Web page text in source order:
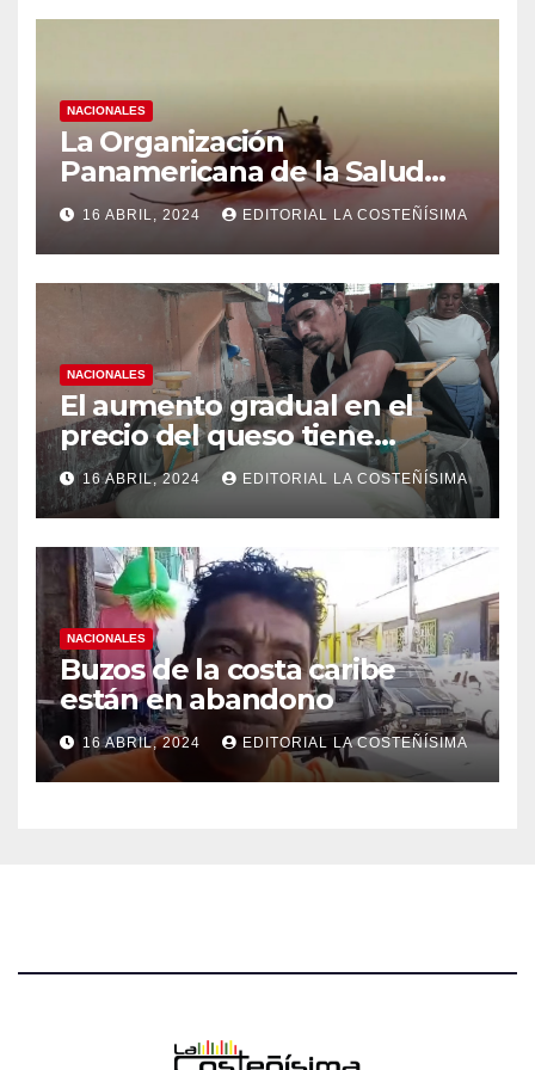
NACIONALES
La Organización
Panamericana de la Salud
(OPS), recomienda reforzar
medidas ante el aumento de
casos de dengue
16 ABRIL, 2024 EDITORIAL LA COSTEÑÍSIMA
NACIONALES
El aumento gradual en el
precio del queso tiene
efectos a las Panaderias
16 ABRIL, 2024 EDITORIAL LA COSTEÑÍSIMA
NACIONALES
Buzos de la costa caribe
están en abandono
16 ABRIL, 2024 EDITORIAL LA COSTEÑÍSIMA